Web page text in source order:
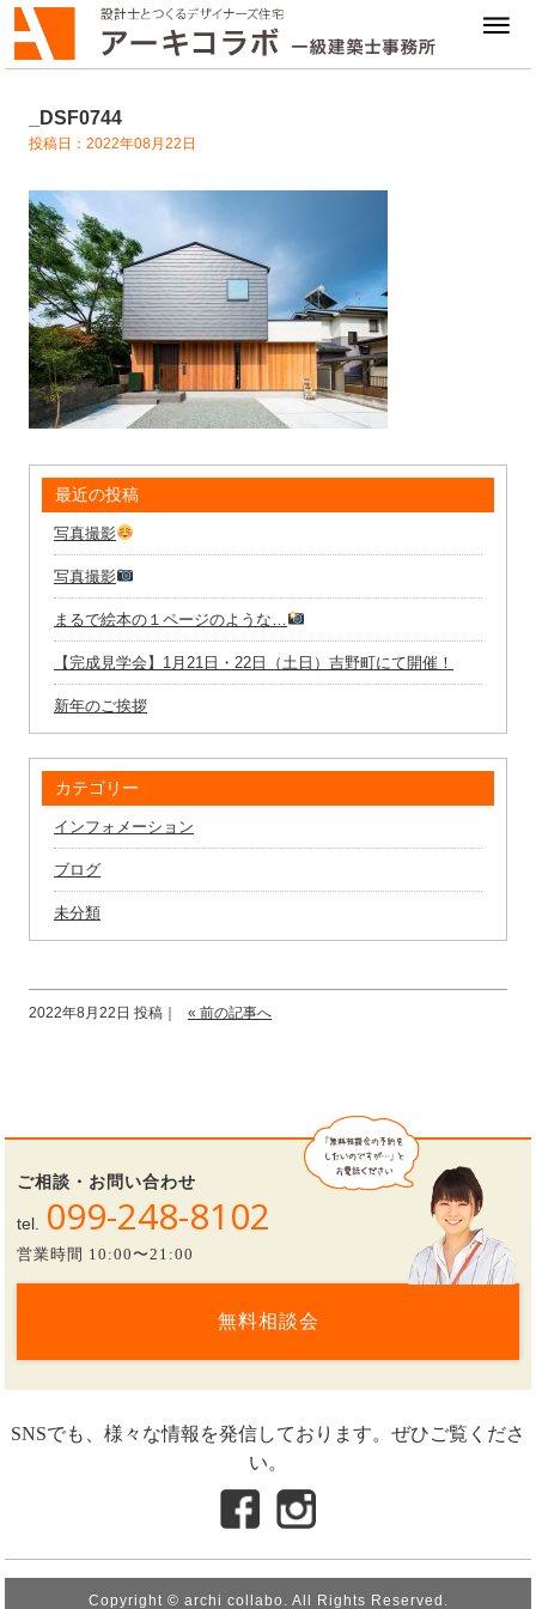
_DSF0744
投稿日：2022年08月22日
最近の投稿
写真撮影
写真撮影
まるで絵本の１ページのような…
【完成見学会】1月21日・22日（土日）吉野町にて開催！
新年のご挨拶
カテゴリー
インフォメーション
ブログ
未分類
2022年8月22日 投稿｜ « 前の記事へ
ご相談・お問い合わせ
tel. 099-248-8102
営業時間 10:00〜21:00
無料相談会
SNSでも、様々な情報を発信しております。ぜひご覧くださ
い。
Copyright © archi collabo. All Rights Reserved.